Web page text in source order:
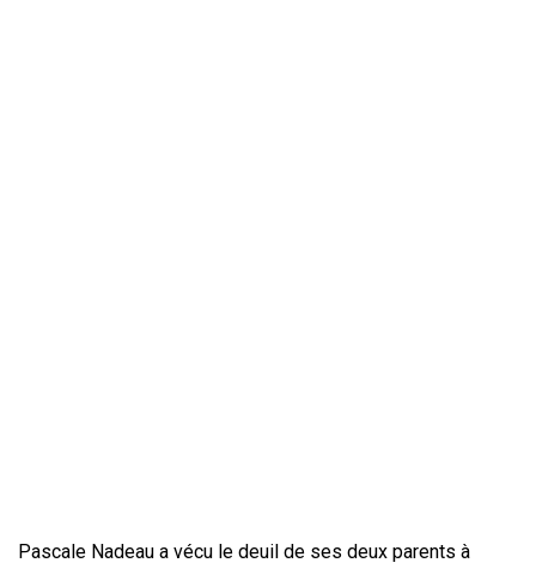
Pascale Nadeau a vécu le deuil de ses deux parents à